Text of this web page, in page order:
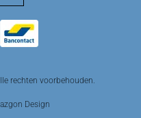
rechten voorbehouden.
Design